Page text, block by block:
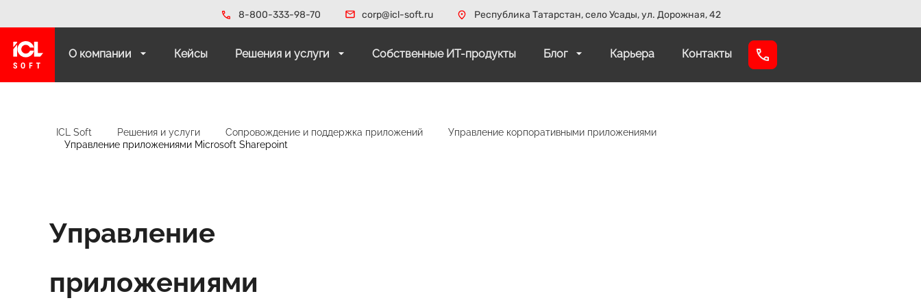
8-800-333-98-70 corp@icl-soft.ru Республика Татарстан, село Усады, ул. Дорожная, 42
О компании Кейсы Решения и услуги Собственные ИТ-продукты Блог Карьера Контакты
ICL Soft Решения и услуги Сопровождение и поддержка приложений
Управление корпоративными приложениями
Управление приложениями Microsoft Sharepoint
Управление
приложениями